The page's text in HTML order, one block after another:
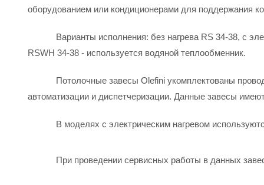
оборудованием или кондиционерами для поддержания
Варианты исполнения: без нагрева RS 34-38, с
RSWH 34-38 - используется водяной теплообменник.
Потолочные завесы Olefini укомплектованы
автоматизации и диспетчеризации. Данные завесы
В моделях с электрическим нагревом
При проведении сервисных работы в данных